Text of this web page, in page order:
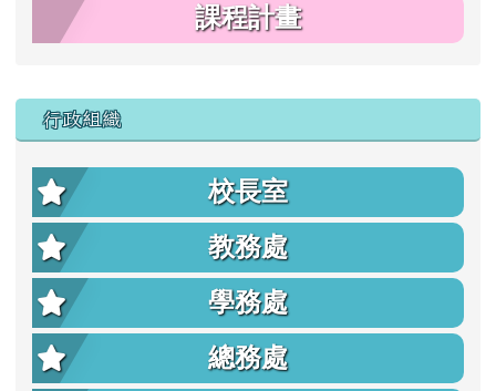
課程計畫
行政組織
校長室
教務處
學務處
總務處